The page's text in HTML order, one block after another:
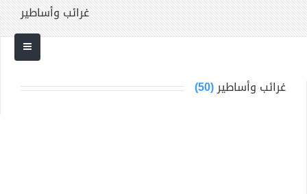
غرائب وأساطير
غرائب وأساطير(50)